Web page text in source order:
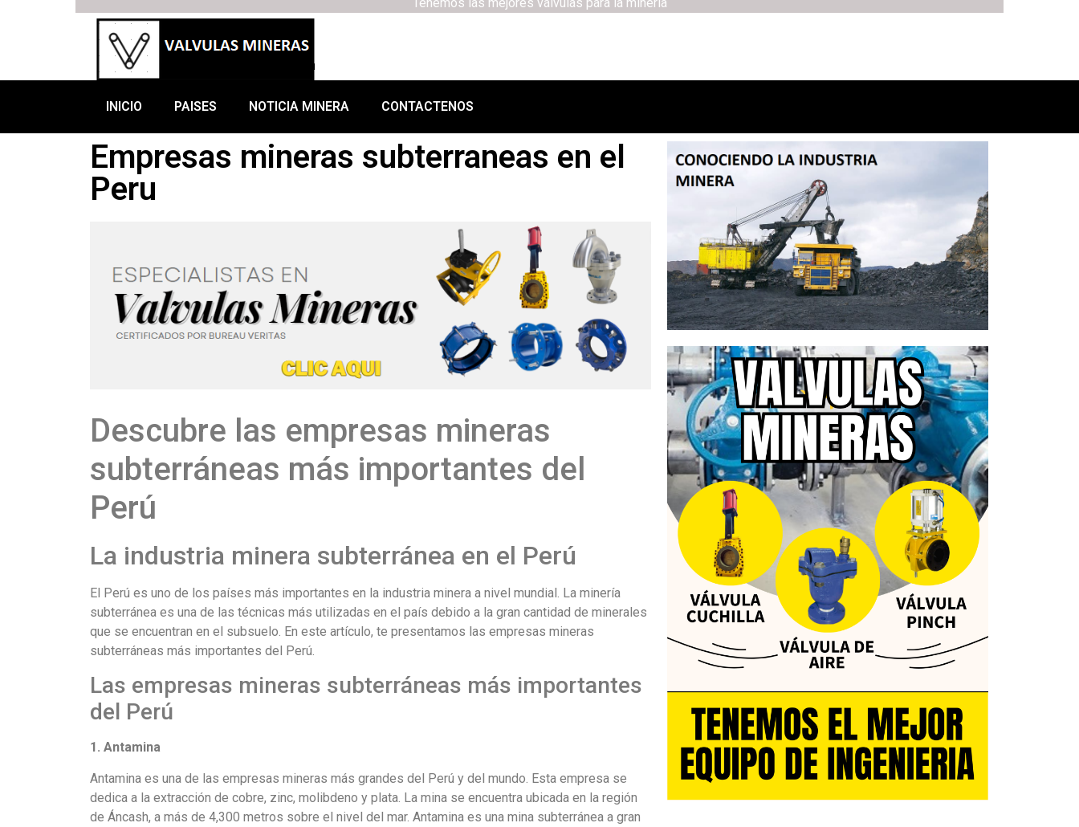
INICIO PAISES NOTICIA MINERA CONTACTENOS
Empresas mineras subterraneas en el
Peru
Descubre las empresas mineras
subterráneas más importantes del
Perú
La industria minera subterránea en el Perú
El Perú es uno de los países más importantes en la industria minera a nivel mundial. La minería
subterránea es una de las técnicas más utilizadas en el país debido a la gran cantidad de minerales
que se encuentran en el subsuelo. En este artículo, te presentamos las empresas mineras
subterráneas más importantes del Perú.
Las empresas mineras subterráneas más importantes
del Perú
1. Antamina
Antamina es una de las empresas mineras más grandes del Perú y del mundo. Esta empresa se
dedica a la extracción de cobre, zinc, molibdeno y plata. La mina se encuentra ubicada en la región
de Áncash, a más de 4,300 metros sobre el nivel del mar. Antamina es una mina subterránea a gran